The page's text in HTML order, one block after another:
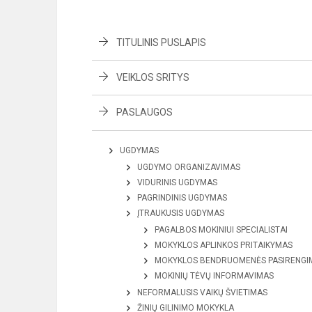
TITULINIS PUSLAPIS
VEIKLOS SRITYS
PASLAUGOS
UGDYMAS
UGDYMO ORGANIZAVIMAS
VIDURINIS UGDYMAS
PAGRINDINIS UGDYMAS
ĮTRAUKUSIS UGDYMAS
PAGALBOS MOKINIUI SPECIALISTAI
MOKYKLOS APLINKOS PRITAIKYMAS
MOKYKLOS BENDRUOMENĖS
MOKINIŲ TĖVŲ INFORMAVIMAS
NEFORMALUSIS VAIKŲ ŠVIETIMAS
ŽINIŲ GILINIMO MOKYKLA